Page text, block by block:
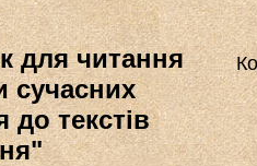
для читання
сучасних
до текстів